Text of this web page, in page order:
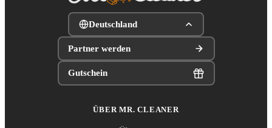
Deutschland
Partner werden
Gutschein
ÜBER MR. CLEANER